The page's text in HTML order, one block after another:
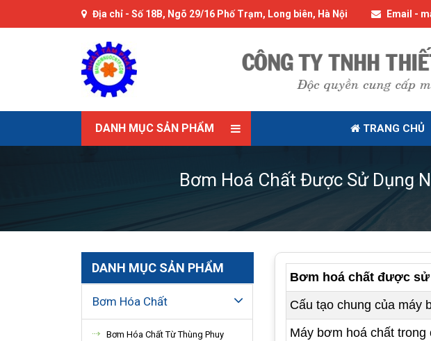
Địa chỉ - Số 18B, Ngõ 29/16 Phố Trạm, Long biên, Hà Nội Email -
DANH MỤC SẢN PHẨM TRANG CHỦ
Bơm Hoá Chất Được Sử Dụng
DANH MỤC SẢN PHẨM
Bơm Hóa Chất
Bơm Hóa Chất Từ Thùng Phuy
Bơm hoá chất được
Cấu tạo chung của máy
Máy bơm hoá chất trong